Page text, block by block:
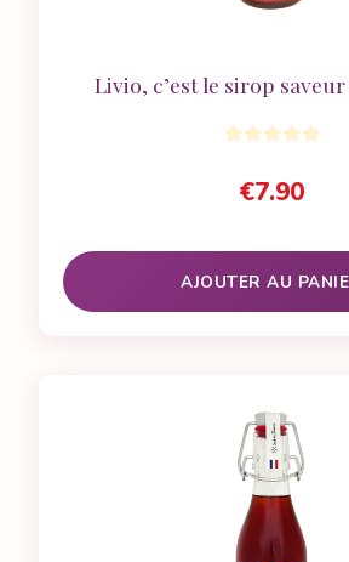
Livio, c’est le sirop
€7.90
AJOUTER AU